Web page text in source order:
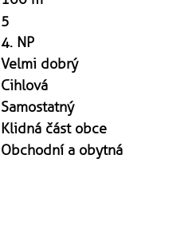
5
4. NP
Velmi dobrý
Cihlová
Samostatný
Klidná část obce
Obchodní a obytná